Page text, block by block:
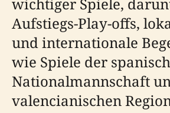
Aufstiegs-Play-offs,
und internationale
wie Spiele der
Nationalmannschaft
valencianischen